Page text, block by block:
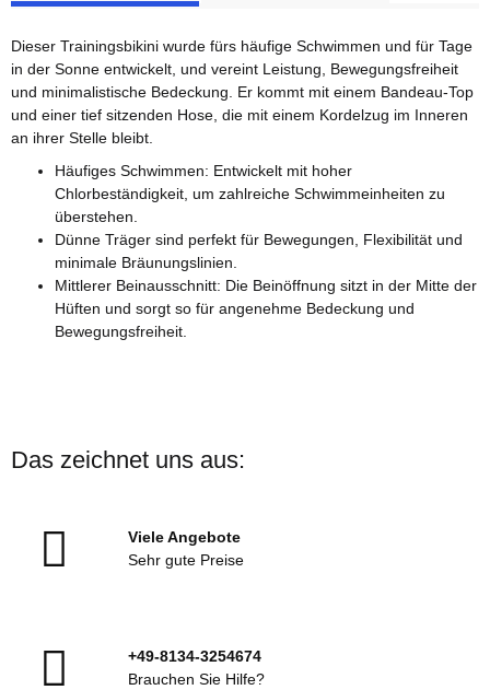
Dieser Trainingsbikini wurde fürs häufige Schwimmen und für Tage
in der Sonne entwickelt, und vereint Leistung, Bewegungsfreiheit
und minimalistische Bedeckung. Er kommt mit einem Bandeau-Top
und einer tief sitzenden Hose, die mit einem Kordelzug im Inneren
an ihrer Stelle bleibt.
Häufiges Schwimmen: Entwickelt mit hoher
Chlorbeständigkeit, um zahlreiche Schwimmeinheiten zu
überstehen.
Dünne Träger sind perfekt für Bewegungen, Flexibilität und
minimale Bräunungslinien.
Mittlerer Beinausschnitt: Die Beinöffnung sitzt in der Mitte der
Hüften und sorgt so für angenehme Bedeckung und
Bewegungsfreiheit.
Das zeichnet uns aus:
Viele Angebote
Sehr gute Preise
+49-8134-3254674
Brauchen Sie Hilfe?